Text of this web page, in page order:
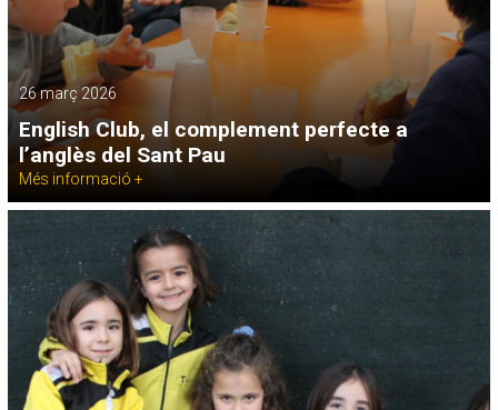
26 març 2026
English Club, el complement perfecte a
l’anglès del Sant Pau
Més informació +